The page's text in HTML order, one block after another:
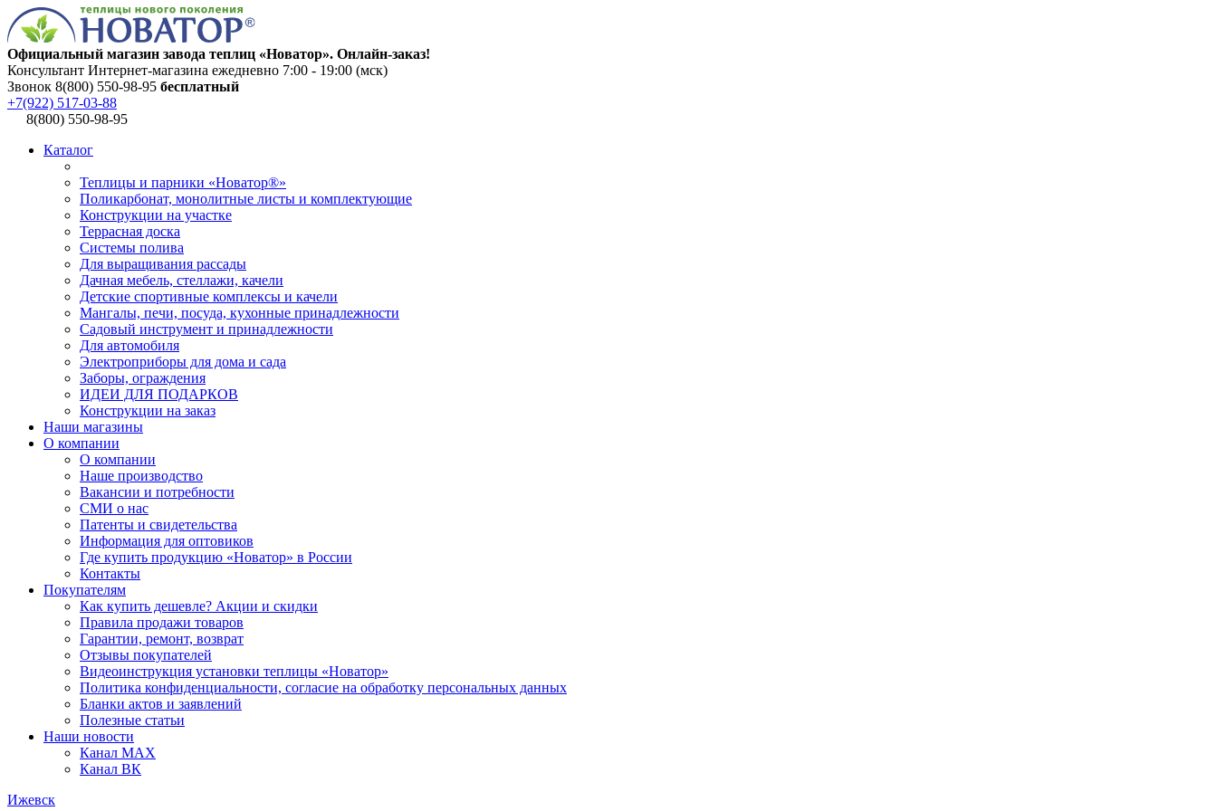
Официальный магазин завода теплиц «Новатор». Онлайн-заказ!
Консультант Интернет-магазина ежедневно 7:00 - 19:00 (мск)
Звонок 8(800) 550-98-95 бесплатный
+7(922) 517-03-88
8(800) 550-98-95
Каталог
Теплицы и парники «Новатор®»
Поликарбонат, монолитные листы и комплектующие
Конструкции на участке
Террасная доска
Системы полива
Для выращивания рассады
Дачная мебель, стеллажи, качели
Детские спортивные комплексы и качели
Мангалы, печи, посуда, кухонные принадлежности
Садовый инструмент и принадлежности
Для автомобиля
Электроприборы для дома и сада
Заборы, ограждения
ИДЕИ ДЛЯ ПОДАРКОВ
Конструкции на заказ
Наши магазины
О компании
О компании
Наше производство
Вакансии и потребности
СМИ о нас
Патенты и свидетельства
Информация для оптовиков
Где купить продукцию «Новатор» в России
Контакты
Покупателям
Как купить дешевле? Акции и скидки
Правила продажи товаров
Гарантии, ремонт, возврат
Отзывы покупателей
Видеоинструкция установки теплицы «Новатор»
Политика конфиденциальности, согласие на обработку персональных данных
Бланки актов и заявлений
Полезные статьи
Наши новости
Канал MAX
Канал ВК
Ижевск